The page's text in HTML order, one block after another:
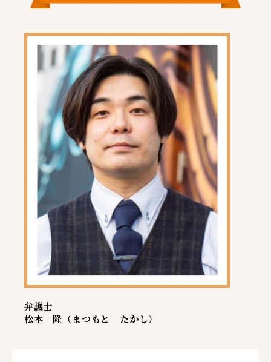
弁護士
松本 隆（まつもと たかし）